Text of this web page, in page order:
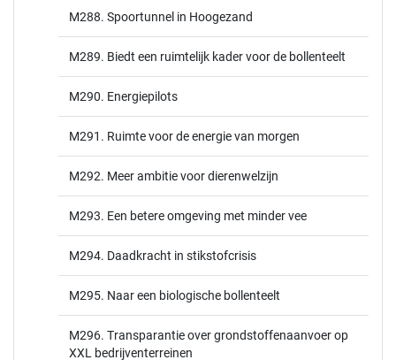
M288. Spoortunnel in Hoogezand
M289. Biedt een ruimtelijk kader voor de bollenteelt
M290. Energiepilots
M291. Ruimte voor de energie van morgen
M292. Meer ambitie voor dierenwelzijn
M293. Een betere omgeving met minder vee
M294. Daadkracht in stikstofcrisis
M295. Naar een biologische bollenteelt
M296. Transparantie over grondstoffenaanvoer op
XXL bedrijventerreinen